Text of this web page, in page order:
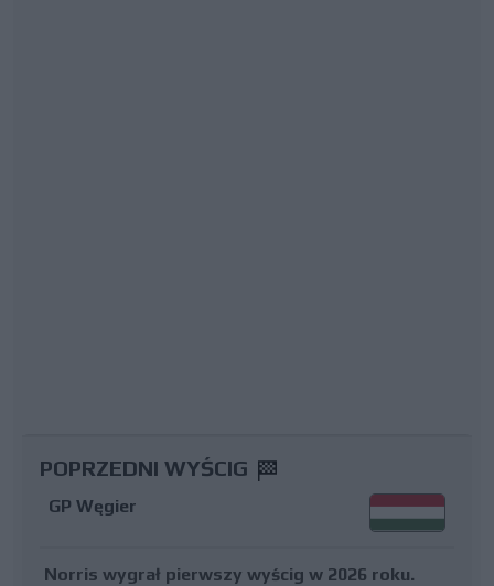
POPRZEDNI WYŚCIG
GP Węgier
Norris wygrał pierwszy wyścig w 2026 roku.